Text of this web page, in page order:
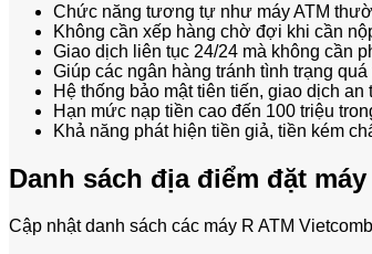
Chức năng tương tự như máy ATM
Không cần xếp hàng chờ đợi khi cần
Giao dịch liên tục 24/24 mà không cần
Giúp các ngân hàng tránh tình trạng
Hệ thống bảo mật tiên tiến, giao dịch an
Hạn mức nạp tiền cao đến 100 triệu
Khả năng phát hiện tiền giả, tiền kém
Danh sách địa điểm đặt
Cập nhật danh sách các máy R ATM